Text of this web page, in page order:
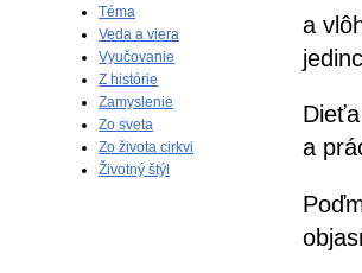
Téma
Veda a viera
Vyučovanie
Z histórie
Zamyslenie
Zo sveta
Zo života cirkvi
Životný štýl
a
a